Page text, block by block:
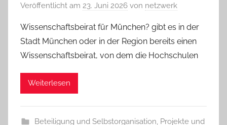
Veröffentlicht am 23. Juni 2026 von netzwerk
Wissenschaftsbeirat für München? gibt es in der
Stadt München oder in der Region bereits einen
Wissenschaftsbeirat, von dem die Hochschulen
Weiterlesen
Beteiligung und Selbstorganisation, Projekte und